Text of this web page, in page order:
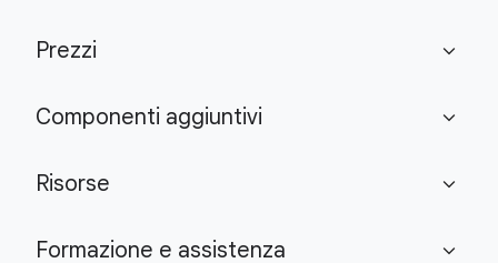
Prezzi expand_more
Componenti aggiuntivi expand_more
Risorse expand_more
Formazione e assistenza expand_more